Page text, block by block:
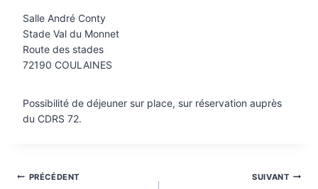
Salle André Conty
Stade Val du Monnet
Route des stades
72190 COULAINES
Possibilité de déjeuner sur place, sur réservation auprès
du CDRS 72.
Navigation
PRÉCÉDENT SUIVANT